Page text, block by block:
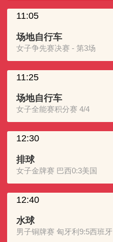
11:05
场地自行车
女子争先赛决赛 - 第3场
11:25
场地自行车
女子全能赛积分赛 4/4
12:30
排球
女子金牌赛 巴西0:3美国
12:40
水球
男子铜牌赛 匈牙利9:5西班牙